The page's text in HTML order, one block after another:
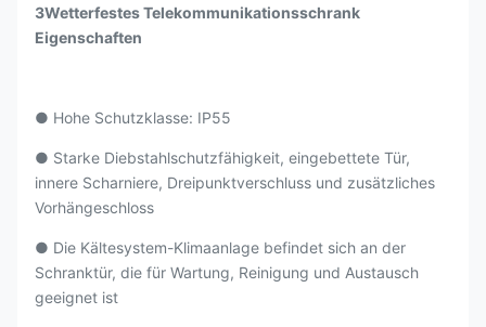
3Wetterfestes Telekommunikationsschrank
Eigenschaften
● Hohe Schutzklasse: IP55
● Starke Diebstahlschutzfähigkeit, eingebettete Tür,
innere Scharniere, Dreipunktverschluss und zusätzliches
Vorhängeschloss
● Die Kältesystem-Klimaanlage befindet sich an der
Schranktür, die für Wartung, Reinigung und Austausch
geeignet ist